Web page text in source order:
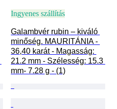
Ingyenes szállítás
Galambvér rubin – kiváló
minőség. MAURITÁNIA -
36,40 karát - Magasság:
21.2 mm - Szélesség: 15.3
mm- 7.28 g - (1)